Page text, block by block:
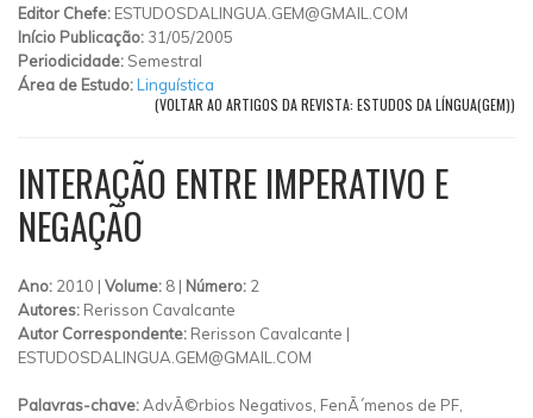
Editor Chefe: ESTUDOSDALINGUA.GEM@GMAIL.COM
Início Publicação: 31/05/2005
Periodicidade: Semestral
Área de Estudo:Linguística
(VOLTAR AO ARTIGOS DA REVISTA: ESTUDOS DA LÍNGUA(GEM))
INTERAÇÃO ENTRE IMPERATIVO E
NEGAÇÃO
Ano: 2010 | Volume: 8 | Número: 2
Autores: Rerisson Cavalcante
Autor Correspondente: Rerisson Cavalcante |
ESTUDOSDALINGUA.GEM@GMAIL.COM
Palavras-chave:AdvÃ©rbios Negativos, FenÃ´menos de PF,